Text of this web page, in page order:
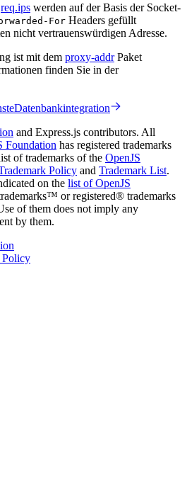
req.ips werden auf der Basis der Socket-
For Headers gefüllt
nicht vertrauenswürdigen Adresse.
ist mit dem proxy-addrPaket
finden Sie in der
Datenbankintegration
and Express.js contributors. All
Foundation has registered trademarks
of trademarks of the OpenJS
Policy and Trademark List.
on the list of OpenJS
or registered® trademarks
of them does not imply any
by them.
Policy